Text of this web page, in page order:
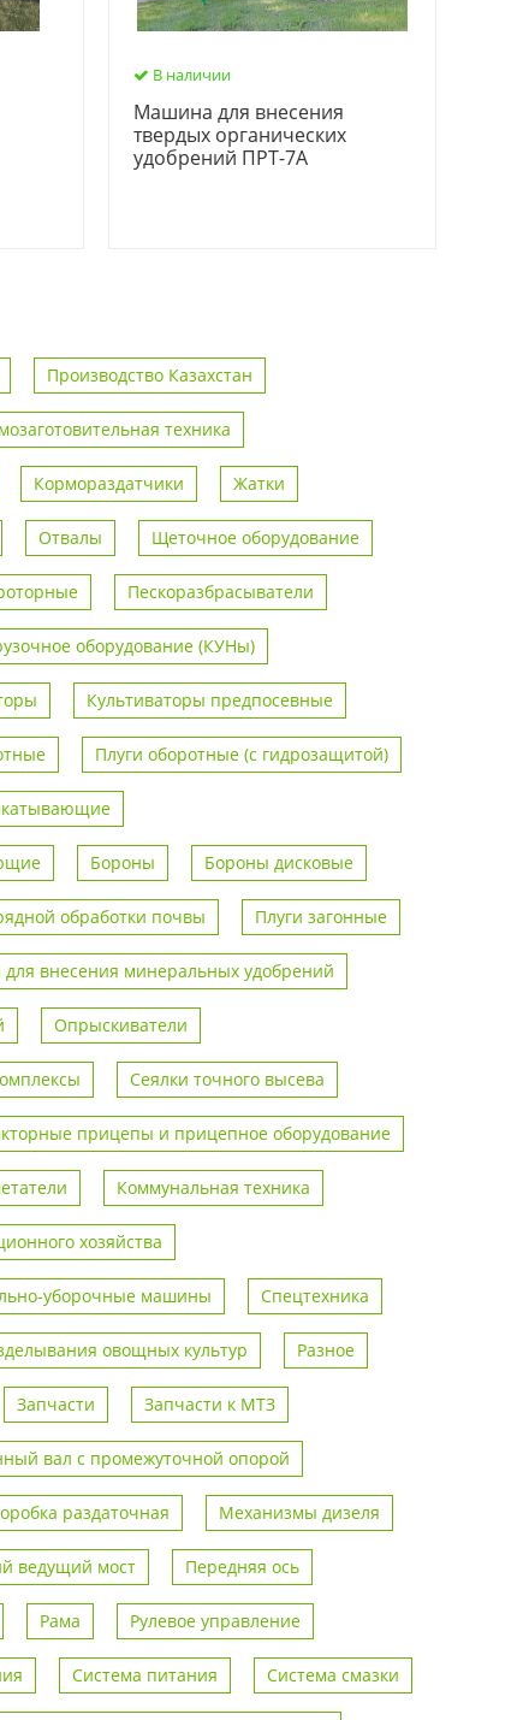
В наличии
Машина для внесения
твердых органических
удобрений ПРТ-7А
Производство Казахстан
техника
Кормораздатчики Жатки
Отвалы Щеточное оборудование
Пескоразбрасыватели
оборудование (КУНы)
Культиваторы предпосевные
Плуги оборотные (с гидрозащитой)
Бороны Бороны дисковые
обработки почвы Плуги загонные
внесения минеральных удобрений
Опрыскиватели
Сеялки точного высева
прицепы и прицепное оборудование
Коммунальная техника
хозяйства
уборочные машины Спецтехника
овощных культур Разное
Запчасти Запчасти к МТЗ
вал с промежуточной опорой
раздаточная Механизмы дизеля
ведущий мост Передняя ось
Рама Рулевое управление
Система питания Система смазки